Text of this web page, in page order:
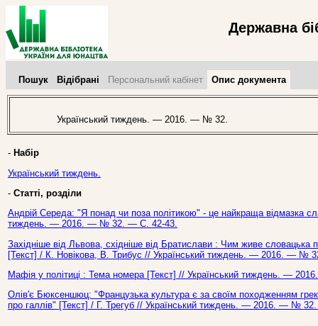
Державна
Пошук Відібрані Персональний кабінет Опис документа
Український тиждень. — 2016. — № 32.
- Набір
Український тиждень.
- Статті, розділи
Андрій Середа: "Я понад чи поза політикою" - це найкраща відмазка
тиждень. — 2016. — № 32. — С. 42-43.
Західніше від Львова, східніше від Братислави : Чим живе словацька
[Текст] / К. Новікова, В. Трибус // Український тиждень. — 2016. — №
Мафія у політиці : Тема номера [Текст] // Український тиждень. —
Олів'є Бюксеншюц: "Французька культура є за своїм походженням
про галлів" [Текст] / Г. Трегуб // Український тиждень. — 2016. — №